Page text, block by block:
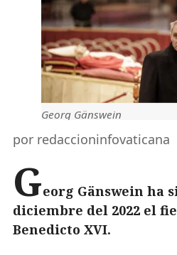
Georg Gänswein
por redaccioninfovaticana
Georg Gänswein ha
diciembre del 2022 el
Benedicto XVI.